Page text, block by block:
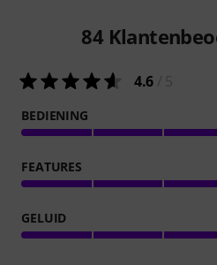
84
4.6
BEDIENING
FEATURES
GELUID